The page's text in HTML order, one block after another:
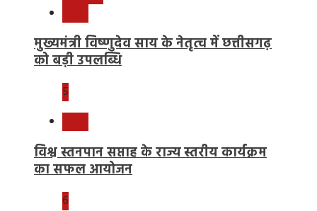
मुख्यमंत्री विष्णुदेव साय के नेतृत्व में छत्तीसगढ़
को बड़ी उपलब्धि
5
विश्व स्तनपान सप्ताह के राज्य स्तरीय कार्यक्रम
का सफल आयोजन
6